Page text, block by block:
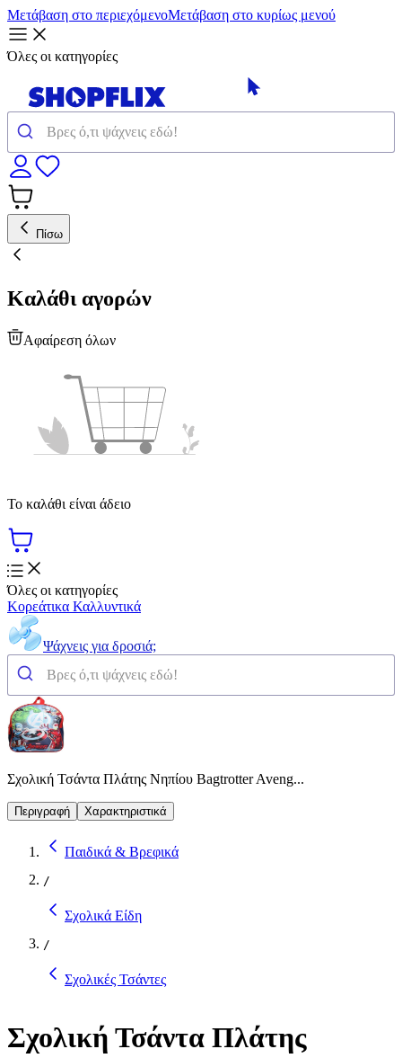
Μετάβαση στο περιεχόμενοΜετάβαση στο κυρίως μενού
Όλες οι κατηγορίες
Πίσω
Καλάθι αγορών
Αφαίρεση όλων
Το καλάθι είναι άδειο
Όλες οι κατηγορίες
Κορεάτικα Καλλυντικά
Ψάχνεις για δροσιά;
Σχολική Τσάντα Πλάτης Νηπίου Bagtrotter Aveng...
Περιγραφή Χαρακτηριστικά
Παιδικά & Βρεφικά
/
Σχολικά Είδη
/
Σχολικές Τσάντες
Σχολική Τσάντα Πλάτης